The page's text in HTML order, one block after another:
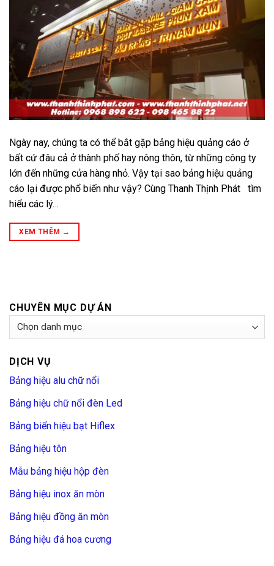
Ngày nay, chúng ta có thể bắt gặp bảng hiệu quảng cáo ở
bất cứ đâu cả ở thành phố hay nông thôn, từ những công ty
lớn đến những cửa hàng nhỏ. Vậy tại sao bảng hiệu quảng
cáo lại được phổ biến như vậy? Cùng Thanh Thịnh Phát tìm
hiểu các lý…
XEM THÊM →
CHUYÊN MỤC DỰ ÁN
Chuyên
Án
DỊCH VỤ
Bảng hiệu alu chữ nổi
Bảng hiệu chữ nổi đèn Led
Bảng biển hiệu bạt Hiflex
Bảng hiệu tôn
Mẫu bảng hiệu hộp đèn
Bảng hiệu inox ăn mòn
Bảng hiệu đồng ăn mòn
Bảng hiệu đá hoa cương